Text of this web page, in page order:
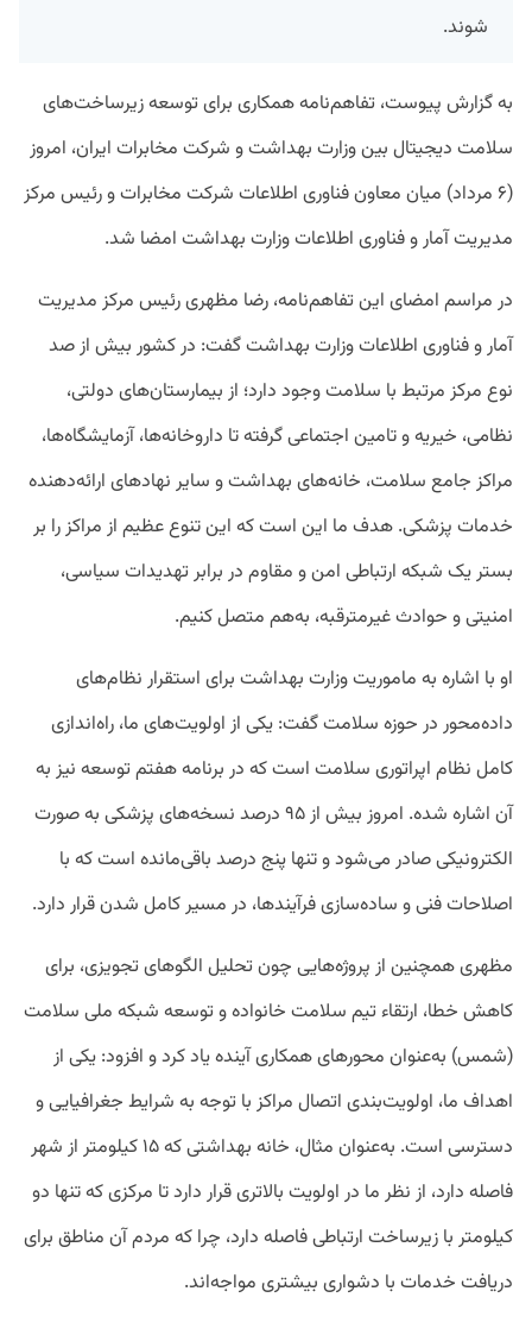
شوند.
به گزارش پیوست، تفاهم‌نامه همکاری برای توسعه زیرساخت‌های
سلامت دیجیتال بین وزارت بهداشت و شرکت مخابرات ایران، امروز
(۶ مرداد) میان معاون فناوری اطلاعات شرکت مخابرات و رئیس مرکز
مدیریت آمار و فناوری اطلاعات وزارت بهداشت امضا شد.
در مراسم امضای این تفاهم‌نامه، رضا مظهری رئیس مرکز مدیریت
آمار و فناوری اطلاعات وزارت بهداشت گفت: در کشور بیش از صد
نوع مرکز مرتبط با سلامت وجود دارد؛ از بیمارستان‌های دولتی،
نظامی، خیریه و تامین اجتماعی گرفته تا داروخانه‌ها، آزمایشگاه‌ها،
مراکز جامع سلامت، خانه‌های بهداشت و سایر نهادهای ارائه‌دهنده
خدمات پزشکی. هدف ما این است که این تنوع عظیم از مراکز را بر
بستر یک شبکه ارتباطی امن و مقاوم در برابر تهدیدات سیاسی،
امنیتی و حوادث غیرمترقبه، به‌هم متصل کنیم.
او با اشاره به ماموریت وزارت بهداشت برای استقرار نظام‌های
داده‌محور در حوزه سلامت گفت: یکی از اولویت‌های ما، راه‌اندازی
کامل نظام اپراتوری سلامت است که در برنامه هفتم توسعه نیز به
آن اشاره شده. امروز بیش از ۹۵ درصد نسخه‌های پزشکی به صورت
الکترونیکی صادر می‌شود و تنها پنج درصد باقی‌مانده است که با
اصلاحات فنی و ساده‌سازی فرآیندها، در مسیر کامل شدن قرار دارد.
مظهری همچنین از پروژه‌هایی چون تحلیل الگوهای تجویزی، برای
کاهش خطا، ارتقاء تیم سلامت خانواده و توسعه شبکه ملی سلامت
(شمس) به‌عنوان محورهای همکاری آینده یاد کرد و افزود: یکی از
اهداف ما، اولویت‌بندی اتصال مراکز با توجه به شرایط جغرافیایی و
دسترسی است. به‌عنوان مثال، خانه بهداشتی که ۱۵ کیلومتر از شهر
فاصله دارد، از نظر ما در اولویت بالاتری قرار دارد تا مرکزی که تنها دو
کیلومتر با زیرساخت ارتباطی فاصله دارد، چرا که مردم آن مناطق برای
دریافت خدمات با دشواری بیشتری مواجه‌اند.